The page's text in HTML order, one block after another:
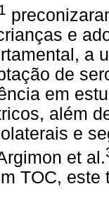
e
a
de
em
além
e
et al.
TOC,